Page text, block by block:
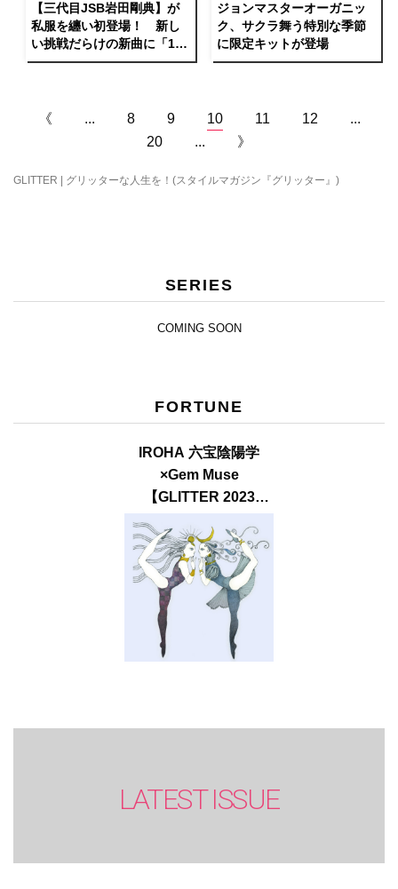
【三代目JSB岩田剛典】が
私服を纏い初登場！ 新し
い挑戦だらけの新曲に「1年
生になった気分」
ジョンマスターオーガニッ
ク、サクラ舞う特別な季節
に限定キットが登場
《 ... 8 9 10 11 12
...
20
... 》
GLITTER | グリッターな人生を！(スタイルマガジン『グリッター』)
SERIES
COMING SOON
FORTUNE
IROHA 六宝陰陽学
×Gem Muse
【GLITTER 2023
SUMMER issue】
LATEST ISSUE